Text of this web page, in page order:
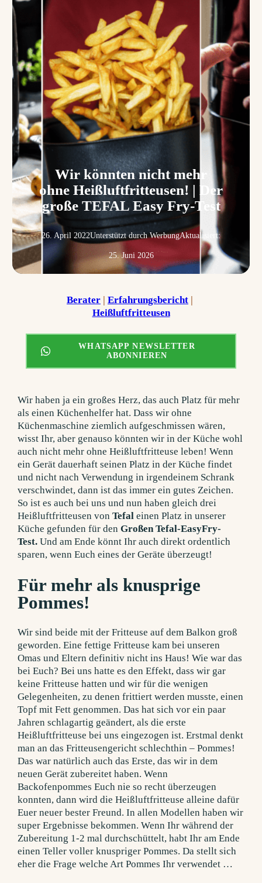
Wir könnten nicht mehr
ohne Heißluftfritteusen! | Der
große TEFAL Easy Fry-Test
26. April 2022Unterstützt durch WerbungAktualisiert:
25. Juni 2026
Berater | Erfahrungsbericht
Heißluftfritteusen
WHATSAPP NEWSLETTER
ABONNIEREN
Wir haben ja ein großes Herz, das auch Platz für mehr
als einen Küchenhelfer hat. Dass wir ohne
Küchenmaschine ziemlich aufgeschmissen wären,
wisst Ihr, aber genauso könnten wir in der Küche wohl
auch nicht mehr ohne Heißluftfritteuse leben! Wenn
ein Gerät dauerhaft seinen Platz in der Küche findet
und nicht nach Verwendung in irgendeinem Schrank
verschwindet, dann ist das immer ein gutes Zeichen.
So ist es auch bei uns und nun haben gleich drei
Heißluftfritteusen vonTefal einen Platz in unserer
Küche gefunden für denGroßen Tefal-EasyFry-
Test. Und am Ende könnt Ihr auch direkt ordentlich
sparen, wenn Euch eines der Geräte überzeugt!
Für mehr als knusprige
Pommes!
Wir sind beide mit der Fritteuse auf dem Balkon groß
geworden. Eine fettige Fritteuse kam bei unseren
Omas und Eltern definitiv nicht ins Haus! Wie war das
bei Euch? Bei uns hatte es den Effekt, dass wir gar
keine Fritteuse hatten und wir für die wenigen
Gelegenheiten, zu denen frittiert werden musste, einen
Topf mit Fett genommen. Das hat sich vor ein paar
Jahren schlagartig geändert, als die erste
Heißluftfritteuse bei uns eingezogen ist.Erstmal denkt
man an das Fritteusengericht schlechthin – Pommes!
Das war natürlich auch das Erste, das wir in dem
neuen Gerät zubereitet haben. Wenn
Backofenpommes Euch nie so recht überzeugen
konnten, dann wird die Heißluftfritteuse alleine dafür
Euer neuer bester Freund. In allen Modellen haben wir
super Ergebnisse bekommen. Wenn Ihr während der
Zubereitung 1-2 mal durchschüttelt, habt Ihr am Ende
einen Teller voller knuspriger Pommes. Da stellt sich
eher die Frage welche Art Pommes Ihr verwendet …